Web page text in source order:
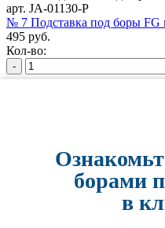
арт. JA-01130-P
№ 7 Подставка под боры FG
495 руб.
Кол-во:
-
борами
в